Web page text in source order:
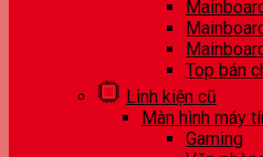
Top bán
Linh kiện cũ
Màn hình máy
Gaming